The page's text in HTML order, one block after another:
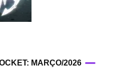
MARÇO/2026